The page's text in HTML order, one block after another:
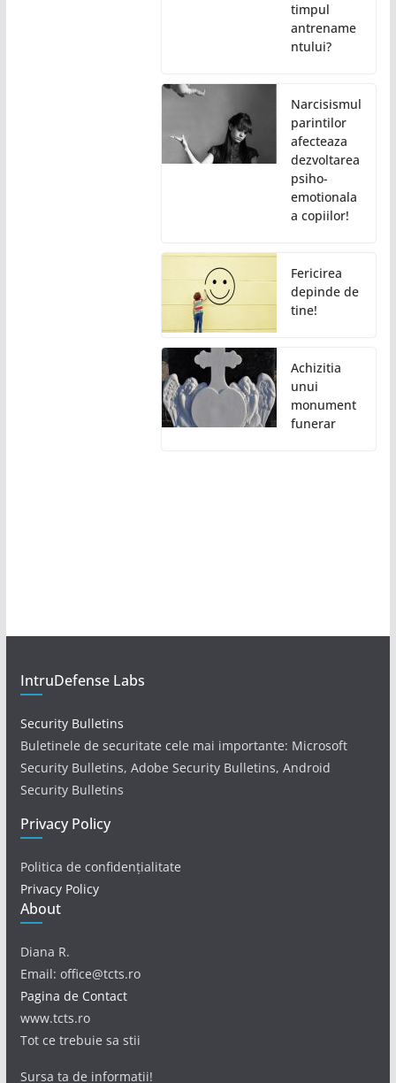
timpul
antrename
ntului?
Narcisismul
parintilor
afecteaza
dezvoltarea
psiho-
emotionala
a copiilor!
Fericirea
depinde de
tine!
Achizitia
unui
monument
funerar
IntruDefense Labs
Security Bulletins
Buletinele de securitate cele mai importante: Microsoft
Security Bulletins, Adobe Security Bulletins, Android
Security Bulletins
Privacy Policy
Politica de confidențialitate
Privacy Policy
About
Diana R.
Email: office@tcts.ro
Pagina de Contact
www.tcts.ro
Tot ce trebuie sa stii
Sursa ta de informatii!